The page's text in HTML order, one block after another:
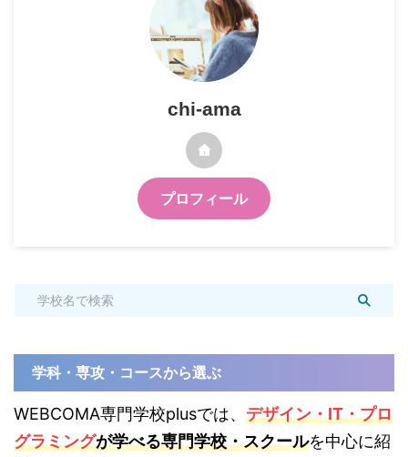
chi-ama
プロフィール
学科・専攻・コースから選ぶ
WEBCOMA専門学校plusでは、 デザイン・IT・プロ
グラミングが学べる専門学校・スクールを中心に紹